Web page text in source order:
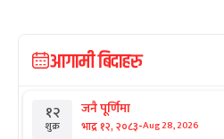
आगामी बिदाहरु
१२
शुक्र
जनै पूर्णिमा
भाद्र १२, २०८३-Aug 28, 2026